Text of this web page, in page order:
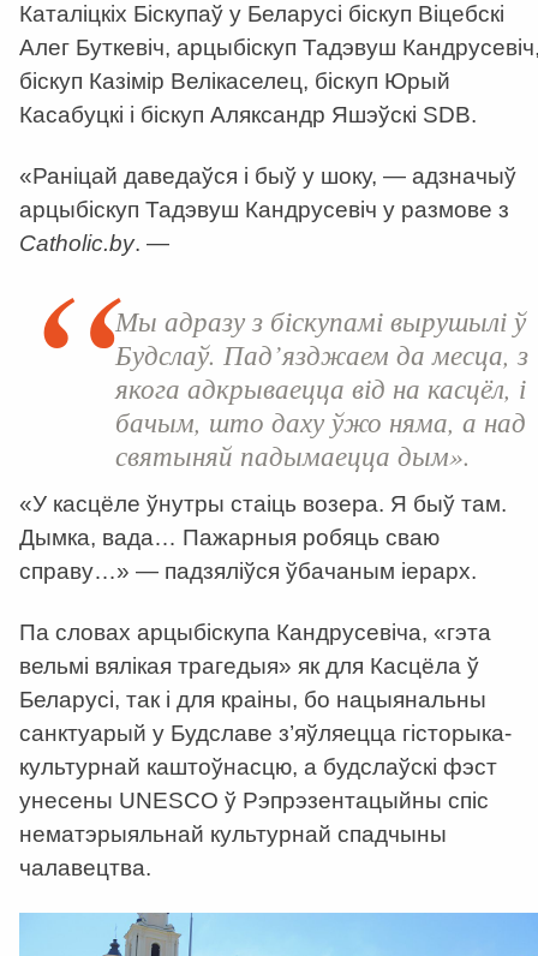
Каталіцкіх Біскупаў у Беларусі біскуп Віцебскі
Алег Буткевіч, арцыбіскуп Тадэвуш
біскуп Казімір Велікаселец, біскуп Юрый
Касабуцкі і біскуп Аляксандр Яшэўскі SDB.
«Раніцай даведаўся і быў у шоку, — адзначыў
арцыбіскуп Тадэвуш Кандрусевіч у размове з
Catholic.by. —
Мы адразу з біскупамі вырушылі ў
Будслаў. Пад’язджаем да месца, з
якога адкрываецца від на касцёл, і
бачым, што даху ўжо няма, а над
святыняй падымаецца дым».
«У касцёле ўнутры стаіць возера. Я быў там.
Дымка, вада… Пажарныя робяць сваю
справу…» — падзяліўся ўбачаным іерарх.
Па словах арцыбіскупа Кандрусевіча, «гэта
вельмі вялікая трагедыя» як для Касцёла ў
Беларусі, так і для краіны, бо нацыянальны
санктуарый у Будславе з’яўляецца гісторыка-
культурнай каштоўнасцю, а будслаўскі фэст
унесены UNESCO ў Рэпрэзентацыйны спіс
нематэрыяльнай культурнай спадчыны
чалавецтва.